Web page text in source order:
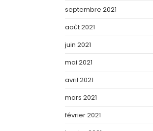
septembre 2021
août 2021
juin 2021
mai 2021
avril 2021
mars 2021
février 2021